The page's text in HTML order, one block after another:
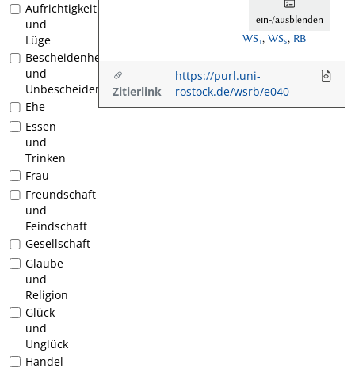
1
Aufrichtigkeit
und
Lüge
Bescheidenheit
und
Unbescheidenheit
Ehe
Essen
und
Trinken
Frau
Freundschaft
und
Feindschaft
Gesellschaft
Glaube
und
Religion
Glück
und
Unglück
Handel
ein-/ausblenden
WS₁, WS₅, RB
Zitierlink
https://purl.uni-
rostock.de/wsrb/e040